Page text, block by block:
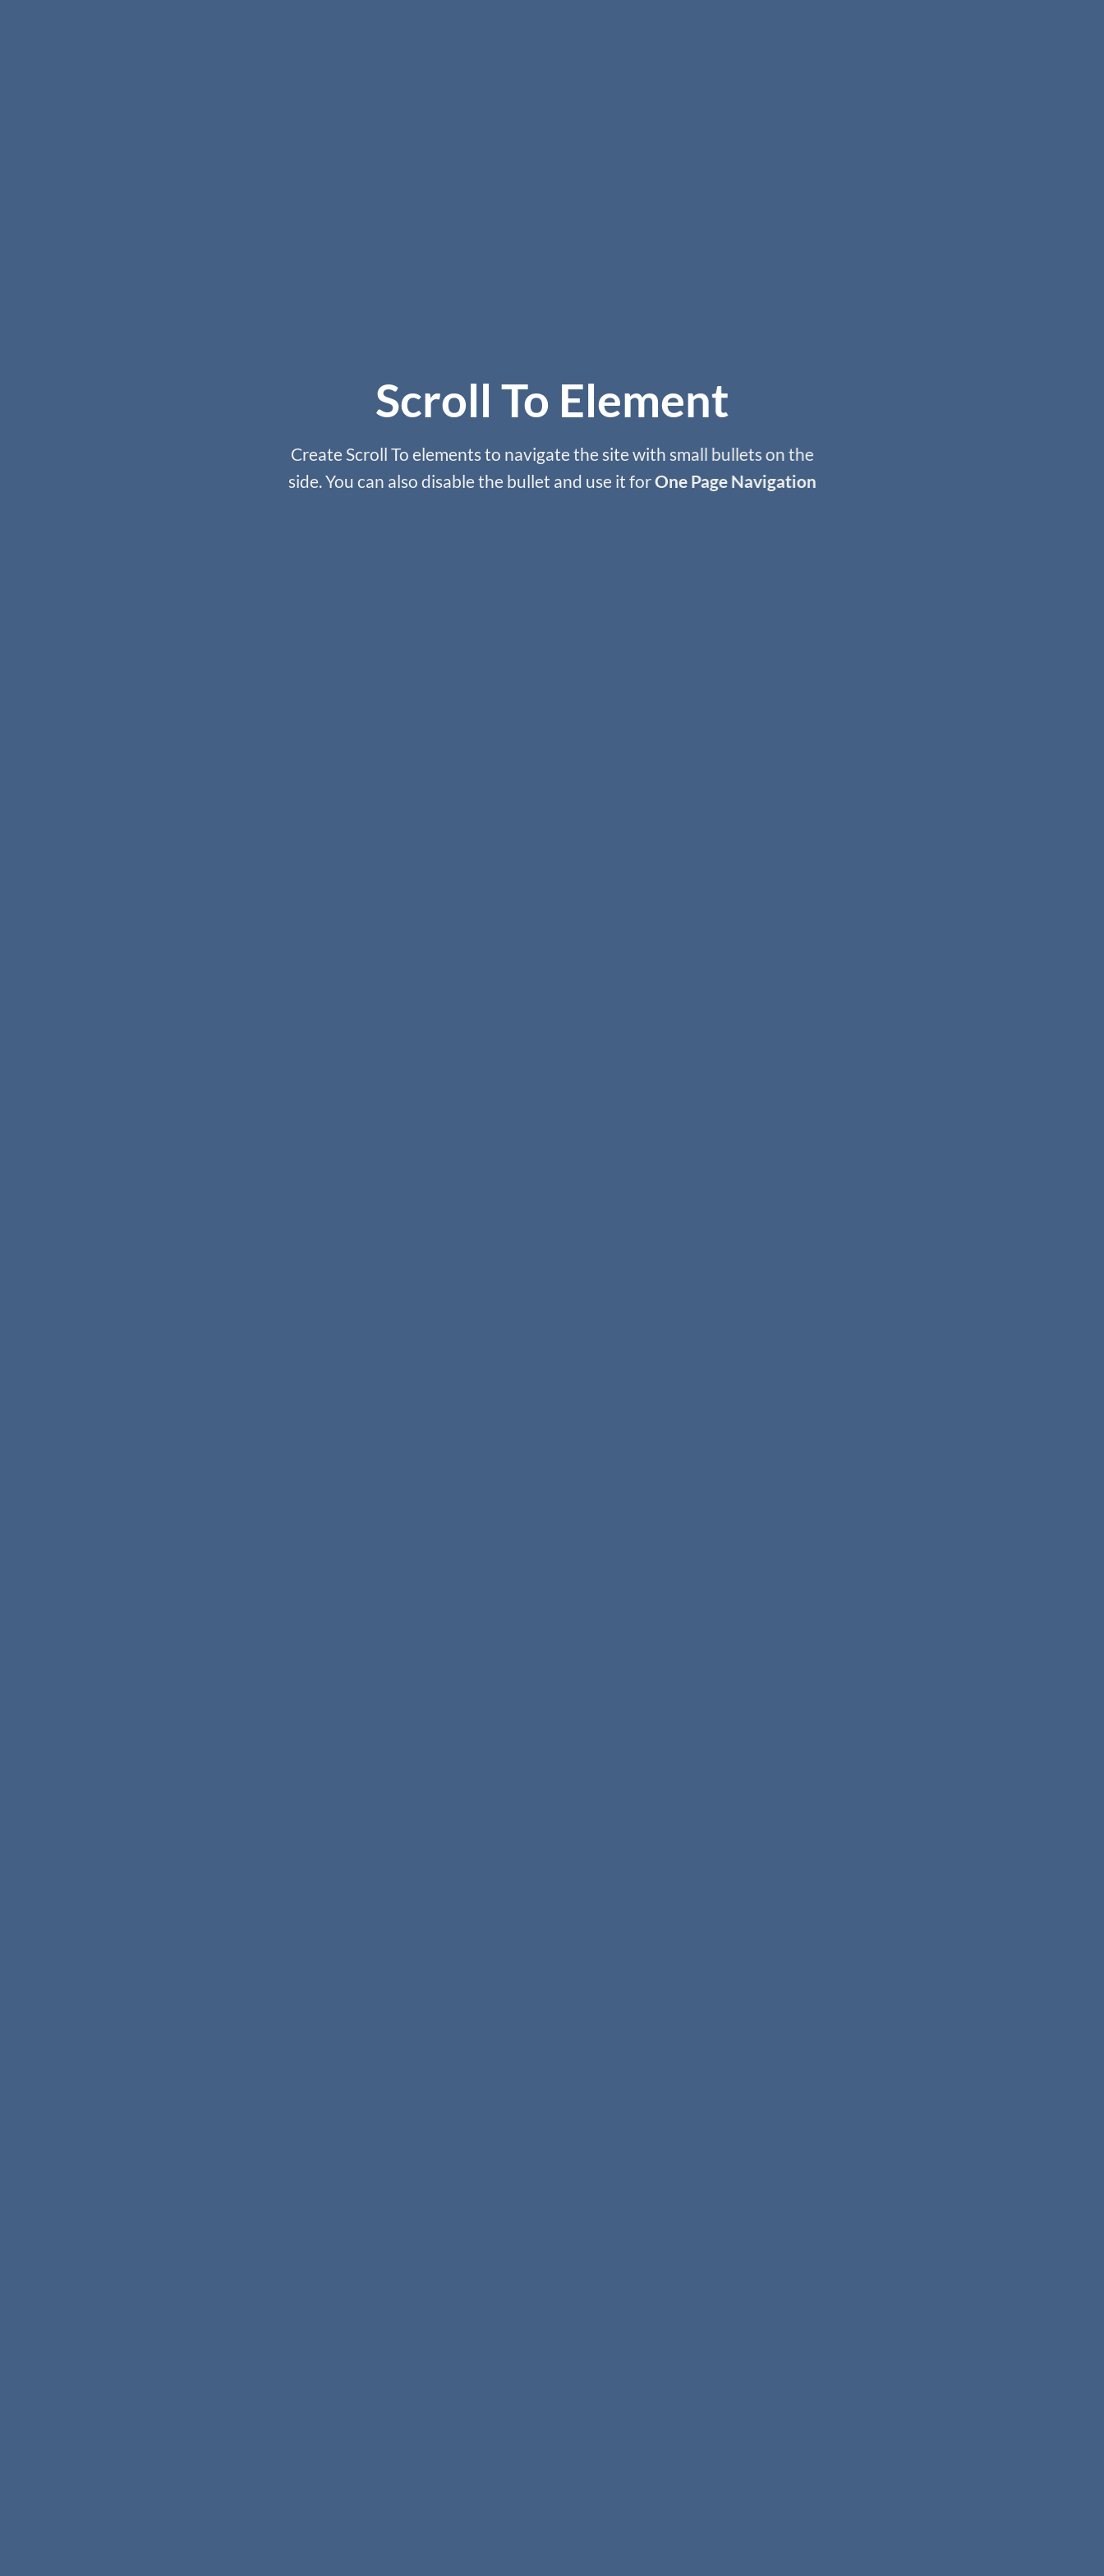
Scroll To Element
Create Scroll To elements to navigate the site with small bullets on the
side. You can also disable the bullet and use it forOne Page Navigation